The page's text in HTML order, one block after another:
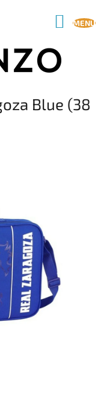
KOSÁR
Blue (38